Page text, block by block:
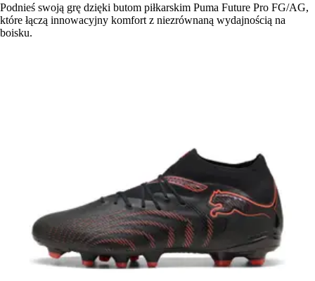
Podnieś swoją grę dzięki butom piłkarskim Puma Future Pro FG/AG,
które łączą innowacyjny komfort z niezrównaną wydajnością na
boisku.